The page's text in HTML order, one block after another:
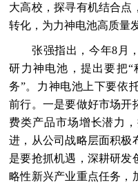
大高校，探寻有机结合点
转化，为力神电池高质量
张强指出，今年8月，
研力神电池，提出要把
务”。力神电池上下要依
前行。一是要做好市场开
费类产品市场增长潜力
进，从公司战略层面积极
是要抢抓机遇，深耕研发
略性新兴产业重点任务，